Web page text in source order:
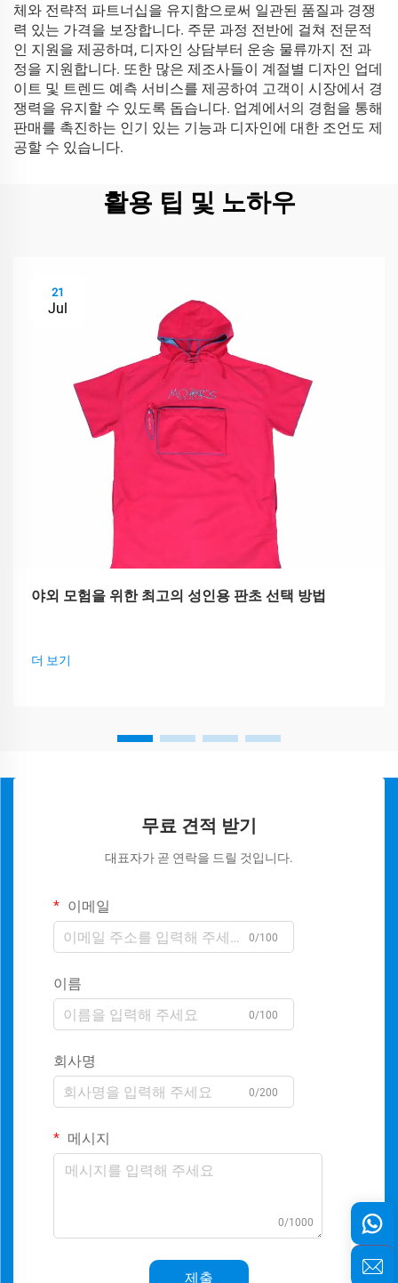
체와 전략적 파트너십을 유지함으로써 일관된 품질과 경쟁
력 있는 가격을 보장합니다. 주문 과정 전반에 걸쳐 전문적
인 지원을 제공하며, 디자인 상담부터 운송 물류까지 전 과
정을 지원합니다. 또한 많은 제조사들이 계절별 디자인 업데
이트 및 트렌드 예측 서비스를 제공하여 고객이 시장에서 경
쟁력을 유지할 수 있도록 돕습니다. 업계에서의 경험을 통해
판매를 촉진하는 인기 있는 기능과 디자인에 대한 조언도 제
공할 수 있습니다.
활용 팁 및 노하우
21
Jul
야외 모험을 위한 최고의 성인용 판초 선택 방법
더 보기
무료 견적 받기
대표자가 곧 연락을 드릴 것입니다.
이메일
0/100
이름
0/100
회사명
0/200
메시지
0/1000
제출